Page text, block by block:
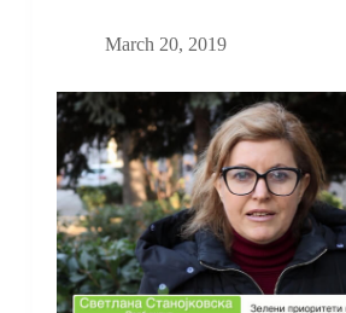
March 20, 2019